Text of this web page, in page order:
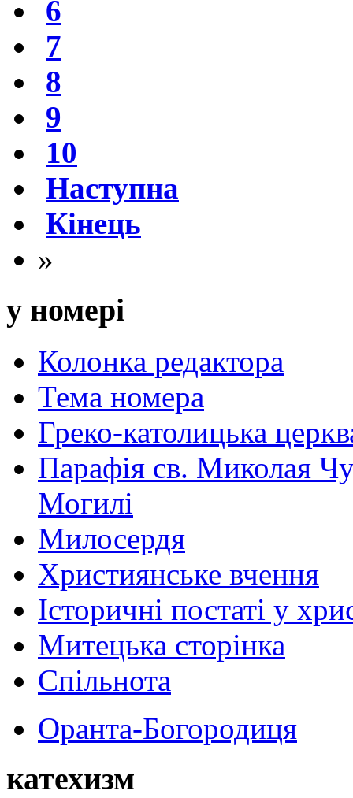
6
7
8
9
10
Наступна
Кінець
»
у номері
Колонка редактора
Тема номера
Греко-католицька
Парафія св. Миколая
Могилі
Милосердя
Християнське вчення
Історичні постаті у
Митецька сторінка
Спільнота
Оранта-Богородиця
катехизм